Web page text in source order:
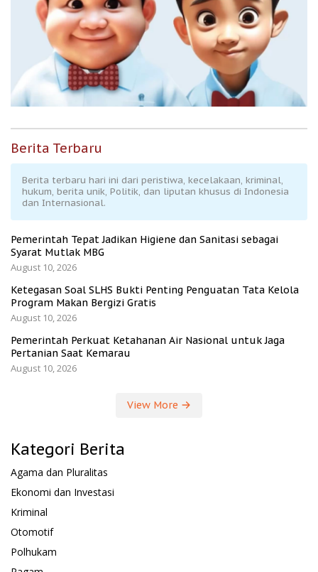
Berita Terbaru
Berita terbaru hari ini dari peristiwa, kecelakaan, kriminal,
hukum, berita unik, Politik, dan liputan khusus di Indonesia
dan Internasional.
Pemerintah Tepat Jadikan Higiene dan Sanitasi sebagai
Syarat Mutlak MBG
August 10, 2026
Ketegasan Soal SLHS Bukti Penting Penguatan Tata Kelola
Program Makan Bergizi Gratis
August 10, 2026
Pemerintah Perkuat Ketahanan Air Nasional untuk Jaga
Pertanian Saat Kemarau
August 10, 2026
View More
Kategori Berita
Agama dan Pluralitas
Ekonomi dan Investasi
Kriminal
Otomotif
Polhukam